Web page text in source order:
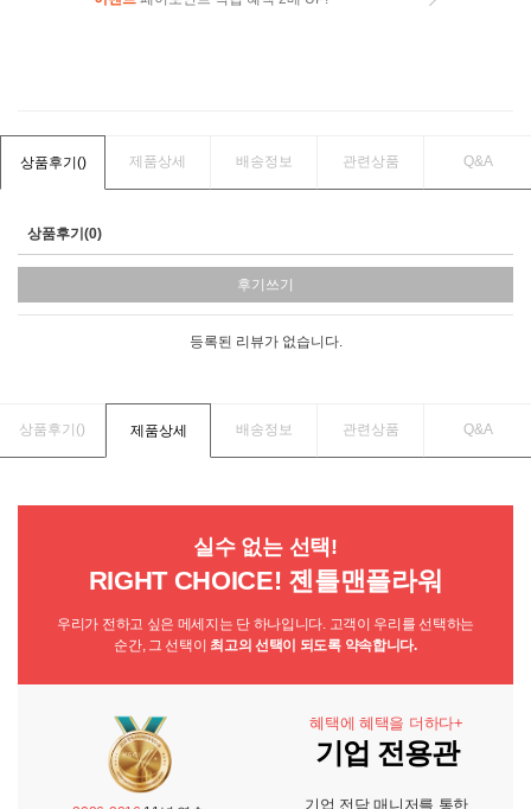
상품후기() 제품상세 배송정보 관련상품 Q&A
상품후기(0)
후기쓰기
등록된 리뷰가 없습니다.
상품후기() 제품상세 배송정보 관련상품 Q&A
실수 없는 선택!
RIGHT CHOICE! 젠틀맨플라워
우리가 전하고 싶은 메세지는 단 하나입니다. 고객이 우리를 선택하는
순간, 그 선택이 최고의 선택이 되도록 약속합니다.
혜택에 혜택을 더하다+
기업 전용관
기업 전담 매니저를 통한